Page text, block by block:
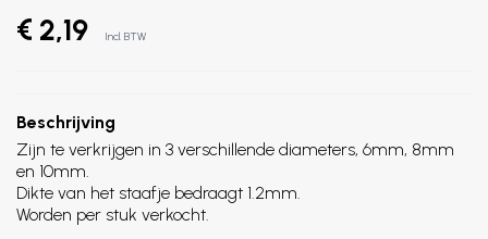
€ 2,19 Incl. BTW
Beschrijving
Zijn te verkrijgen in 3 verschillende diameters, 6mm, 8mm
en 10mm.
Dikte van het staafje bedraagt 1.2mm.
Worden per stuk verkocht.